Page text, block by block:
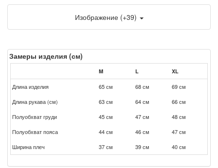
Изображение (+39)
Замеры изделия (см)
M L XL
Длина изделия 65 см 68 см
69 см
Длина рукава (см)
63 см 64 см
66 см
Полуобхват груди
45 см 47 см
48 см
Полуобхват пояса
44 см 46 см
47 см
Ширина плеч
37 см 39 см 40 см